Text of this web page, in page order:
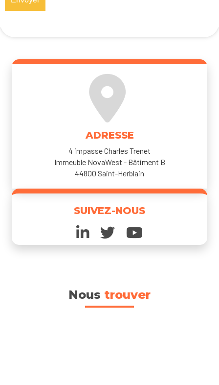
ADRESSE
4 impasse Charles Trenet
Immeuble NovaWest - Bâtiment B
44800 Saint-Herblain
SUIVEZ-NOUS
Nous trouver